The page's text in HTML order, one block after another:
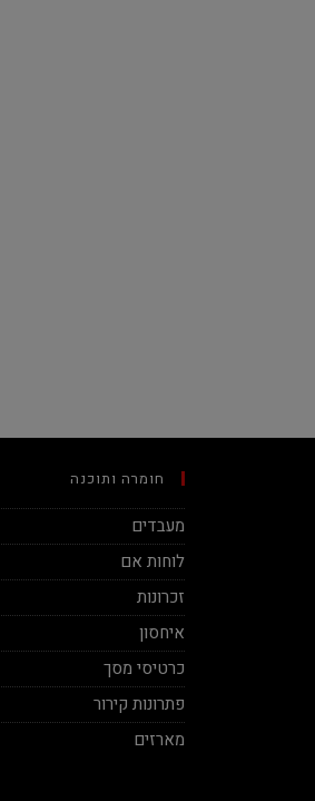
חומרה ותוכנה
מעבדים
לוחות אם
זכרונות
איחסון
כרטיסי מסך
פתרונות קירור
מארזים